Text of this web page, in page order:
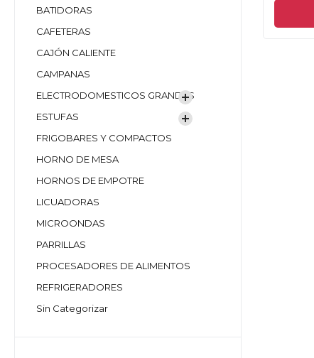
BATIDORAS
CAFETERAS
CAJÓN CALIENTE
CAMPANAS
ELECTRODOMESTICOS GRANDES
ESTUFAS
FRIGOBARES Y COMPACTOS
HORNO DE MESA
HORNOS DE EMPOTRE
LICUADORAS
MICROONDAS
PARRILLAS
PROCESADORES DE ALIMENTOS
REFRIGERADORES
Sin Categorizar